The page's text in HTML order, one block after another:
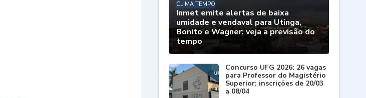
CLIMA TEMPO
Inmet emite alertas de baixa
umidade e vendaval para Utinga,
Bonito e Wagner; veja a previsão do
tempo
Concurso UFG 2026: 26 vagas
para Professor do Magistério
Superior; inscrições de 20/03
a 08/04